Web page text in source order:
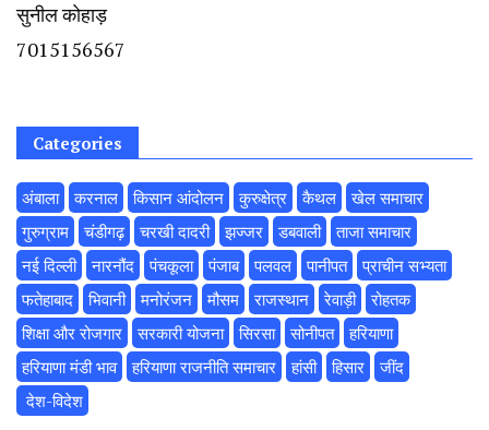
सुनील कोहाड़
7015156567
Categories
अंबाला करनाल किसान आंदोलन कुरुक्षेत्र कैथल
खेल समाचार
गुरुग्राम
चंडीगढ़ चरखी दादरी झज्जर डबवाली
ताजा समाचार
नई दिल्ली
नारनौंद पंचकूला पंजाब पलवल पानीपत
प्राचीन सभ्यता
फतेहाबाद
भिवानी मनोरंजन मौसम राजस्थान रेवाड़ी
रोहतक
शिक्षा और रोजगार
सरकारी योजना सिरसा सोनीपत
हरियाणा
हरियाणा मंडी भाव
हरियाणा राजनीति समाचार हांसी हिसार
‌जींद
‌ देश-विदेश